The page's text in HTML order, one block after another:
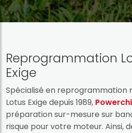
Reprogrammation
Exige
Spécialisé en reprogrammation
Lotus Exige depuis 1989,
préparation sur-mesure sur
risque pour votre moteur. Ainsi,